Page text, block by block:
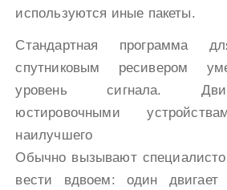
используются иные пакеты.
Стандартная программа
спутниковым ресивером
уровень сигнала.
юстировочными
наилучшего
Обычно вызывают
вести вдвоем: один двигает